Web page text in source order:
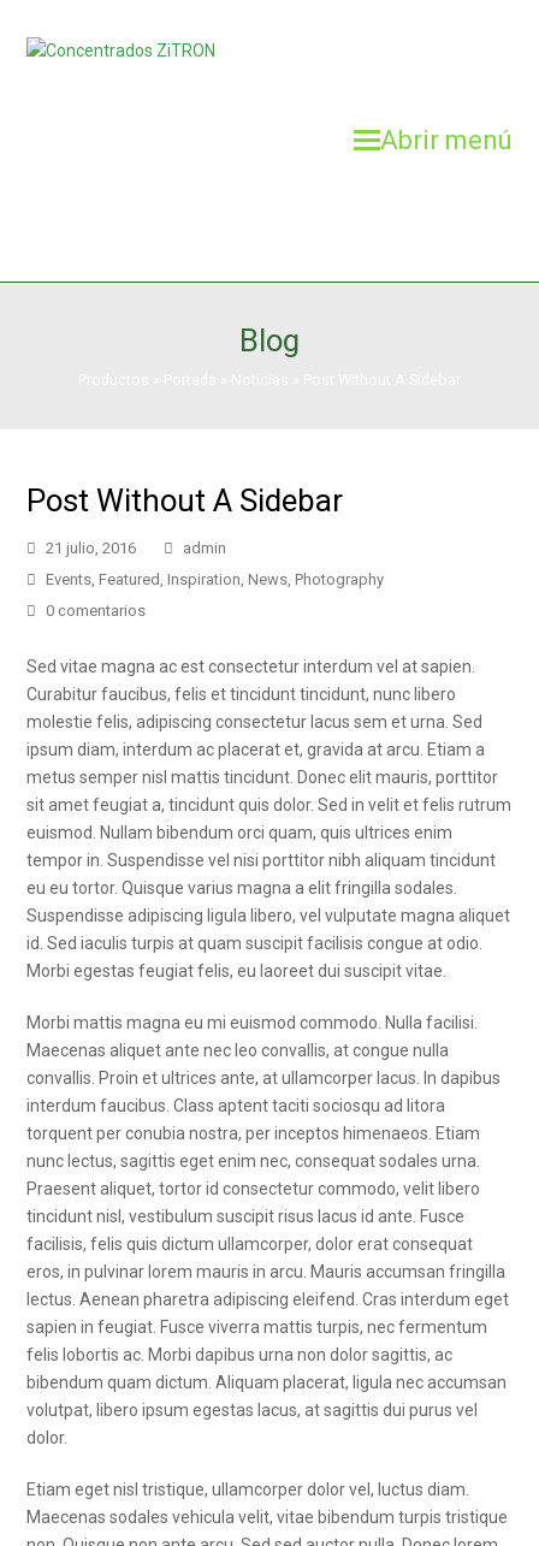
Abrir menú
Blog
Post Without A Sidebar
21 julio, 2016
admin
Events, Featured, Inspiration, News, Photography
0 comentarios
Sed vitae magna ac est consectetur interdum vel at sapien.
Curabitur faucibus, felis et tincidunt tincidunt, nunc libero
molestie felis, adipiscing consectetur lacus sem et urna. Sed
ipsum diam, interdum ac placerat et, gravida at arcu. Etiam a
metus semper nisl mattis tincidunt. Donec elit mauris, porttitor
sit amet feugiat a, tincidunt quis dolor. Sed in velit et felis rutrum
euismod. Nullam bibendum orci quam, quis ultrices enim
tempor in. Suspendisse vel nisi porttitor nibh aliquam tincidunt
eu eu tortor. Quisque varius magna a elit fringilla sodales.
Suspendisse adipiscing ligula libero, vel vulputate magna aliquet
id. Sed iaculis turpis at quam suscipit facilisis congue at odio.
Morbi egestas feugiat felis, eu laoreet dui suscipit vitae.
Morbi mattis magna eu mi euismod commodo. Nulla facilisi.
Maecenas aliquet ante nec leo convallis, at congue nulla
convallis. Proin et ultrices ante, at ullamcorper lacus. In dapibus
interdum faucibus. Class aptent taciti sociosqu ad litora
torquent per conubia nostra, per inceptos himenaeos. Etiam
nunc lectus, sagittis eget enim nec, consequat sodales urna.
Praesent aliquet, tortor id consectetur commodo, velit libero
tincidunt nisl, vestibulum suscipit risus lacus id ante. Fusce
facilisis, felis quis dictum ullamcorper, dolor erat consequat
eros, in pulvinar lorem mauris in arcu. Mauris accumsan fringilla
lectus. Aenean pharetra adipiscing eleifend. Cras interdum eget
sapien in feugiat. Fusce viverra mattis turpis, nec fermentum
felis lobortis ac. Morbi dapibus urna non dolor sagittis, ac
bibendum quam dictum. Aliquam placerat, ligula nec accumsan
volutpat, libero ipsum egestas lacus, at sagittis dui purus vel
dolor.
Etiam eget nisl tristique, ullamcorper dolor vel, luctus diam.
Maecenas sodales vehicula velit, vitae bibendum turpis tristique